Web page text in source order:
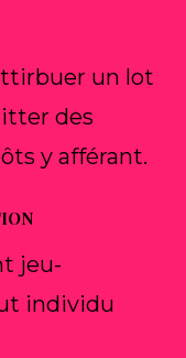
un lot
des
y afférant.
jeu-
individu